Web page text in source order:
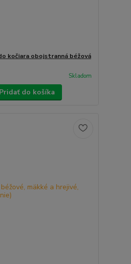
kočiara obojstranná béžová
Skladom
Pridať do košíka